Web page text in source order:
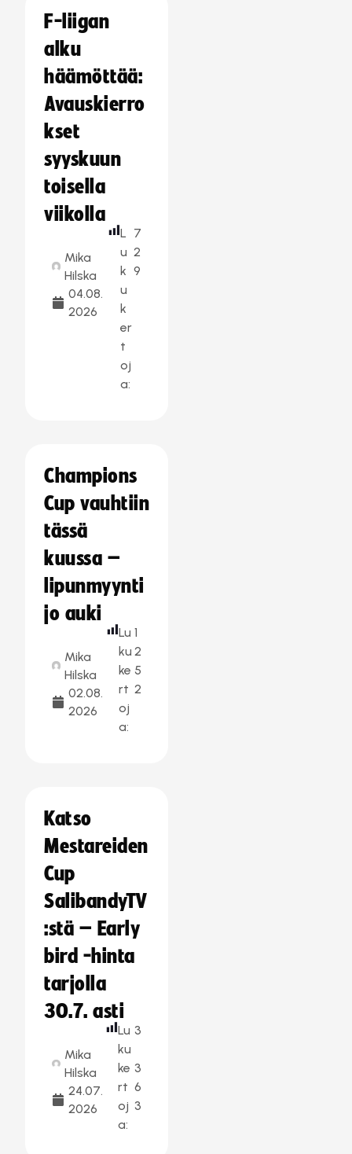
F-liigan
alku
häämöttää:
Avauskierro
kset
syyskuun
toisella
viikolla
Mika
Hilska
04.08.
2026
L
u
k
u
k
er
t
oj
a:
7
2
9
Champions
Cup vauhtiin
tässä
kuussa –
lipunmyynti
jo auki
Mika
Hilska
02.08.
2026
Lu
ku
ke
rt
oj
a:
1
2
5
2
Katso
Mestareiden
Cup
SalibandyTV
:stä – Early
bird -hinta
tarjolla
30.7. asti
Mika
Hilska
24.07.
2026
Lu
ku
ke
rt
oj
a:
3
3
6
3